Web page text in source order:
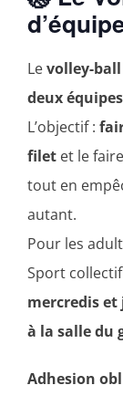
Levolley-ball
deux
L’objectif :
filet et le faire
tout en
autant.
Pour les
Sport
mercredis et
à la salle du
Adhesion